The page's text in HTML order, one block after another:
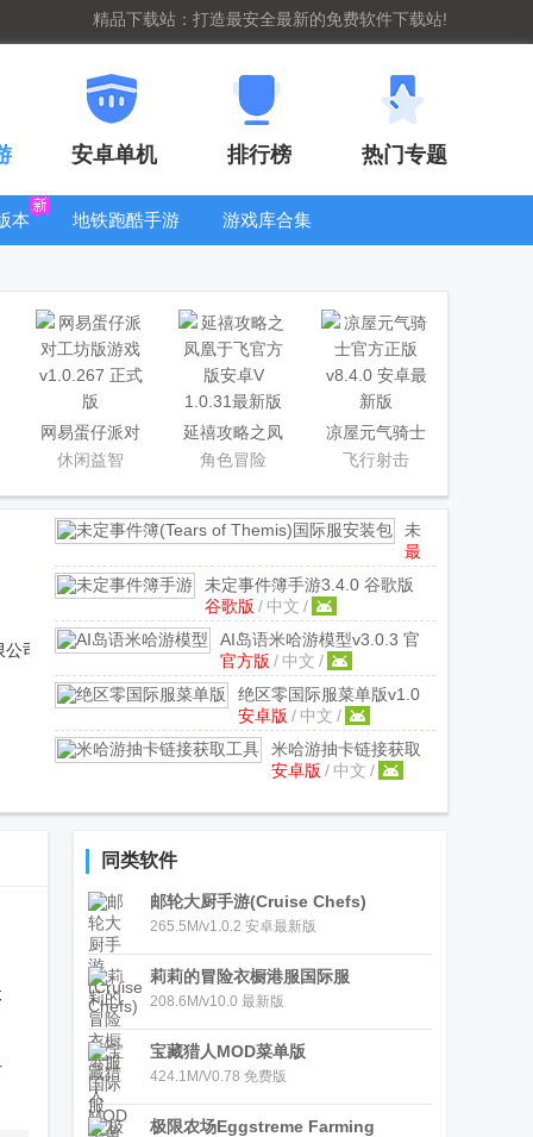
精品下载站：打造最安全最新的免费软件下载站!
安卓单机 排行榜 热门专题
本
地铁跑酷手游
游戏库合集
网易蛋仔派对
工坊版游戏
休闲益智
延禧攻略之凤
凰于飞官方版
角色冒险
凉屋元气骑士
官方正版
飞行射击
司
未
定
事
簿
(Tears
of
Themis)
际
装
最
新
版
文 /
未定事件簿手游3.4.0 谷歌版
谷歌版 / 中文 /
AI岛语米哈游模型v3.0.3 官
方版
官方版 / 中文 /
绝区零国际服菜单版v1.0
安卓模组
安卓版 / 中文 /
米哈游抽卡链接获取
工具v1.3.0 安卓版
安卓版 / 中文 /
同类软件
邮轮大厨手游(Cruise Chefs)
265.5M/v1.0.2 安卓最新版
莉莉的冒险衣橱港服国际服
208.6M/v10.0 最新版
宝藏猎人MOD菜单版
424.1M/V0.78 免费版
极限农场Eggstreme Farming